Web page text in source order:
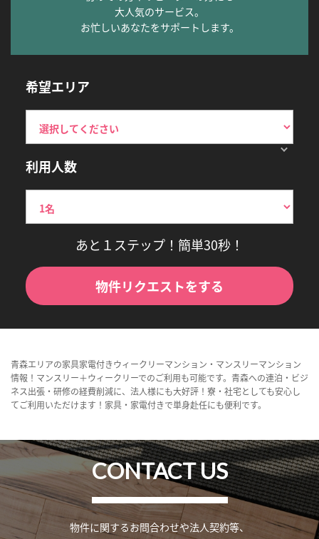
大人気のサービス。
お忙しいあなたをサポートします。
希望エリア
利用人数
あと１ステップ！簡単30秒！
物件リクエストをする
青森エリアの家具家電付きウィークリーマンション・マンスリーマンション
情報！マンスリー＋ウィークリーでのご利用も可能です。青森への連泊・ビジ
ネス出張・研修の経費削減に、法人様にも大好評！寮・社宅としても安心し
てご利用いただけます！家具・家電付きで単身赴任にも便利です。
CONTACT US
物件に関するお問合わせや法人契約等、